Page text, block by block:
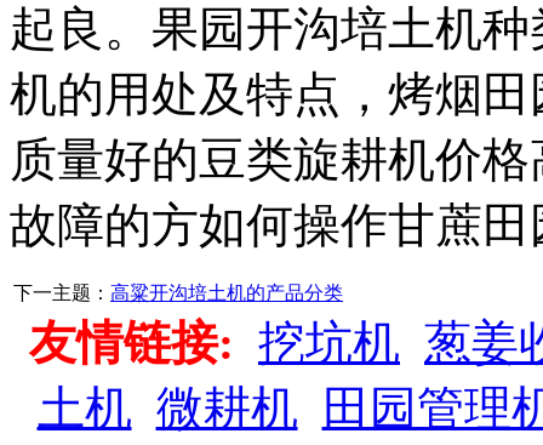
起良。果园开沟培土机
机的用处及特点，烤烟
质量好的豆类旋耕机价
故障的方如何操作甘蔗
下一主题： 高粱开沟培土机的产品分类
友情链接: 挖坑机 葱姜
土机 微耕机
田园管理